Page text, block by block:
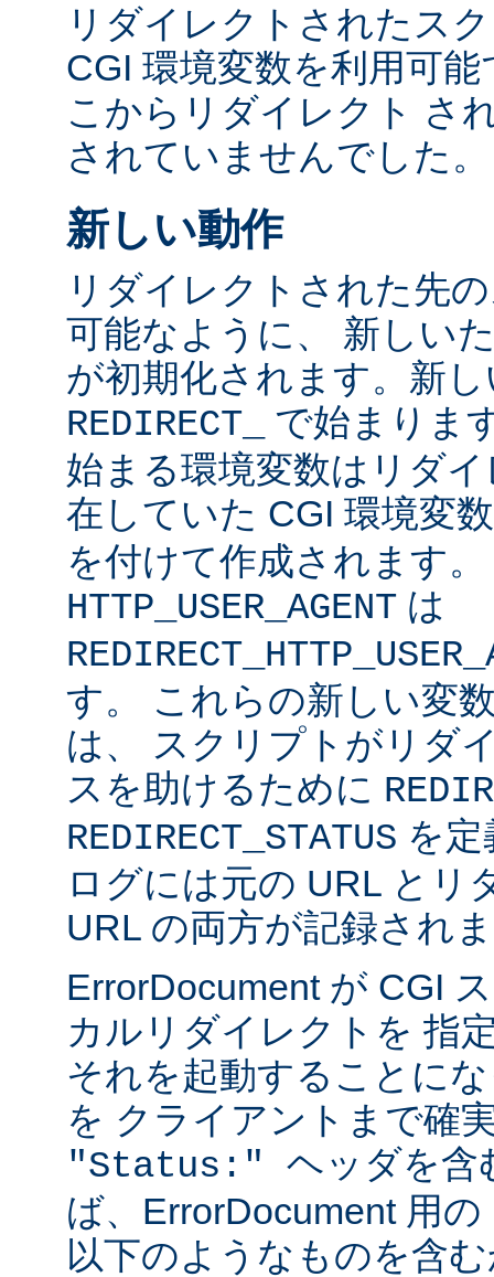
リダイレクトされたス
CGI 環境変数を利用可
こからリダイレクト さ
されていませんでした。
新しい動作
リダイレクトされた先
可能なように、 新しい
が初期化されます。新
REDIRECT_
で始まりま
始まる環境変数はリダ
在していた CGI 環境変
を付けて作成されます
HTTP_USER_AGENT は
す。 これらの新しい変
は、 スクリプトがリダ
スを助けるために
REDIRECT_STATUS を
ログには元の URL とリ
URL の両方が記録され
ErrorDocument が CGI
カルリダイレクトを 指
それを起動することに
を クライアントまで確
"Status:" ヘッダを含
ば、ErrorDocument 用
以下のようなものを含